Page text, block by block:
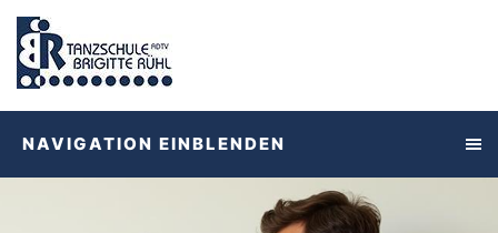
NAVIGATION EINBLENDEN